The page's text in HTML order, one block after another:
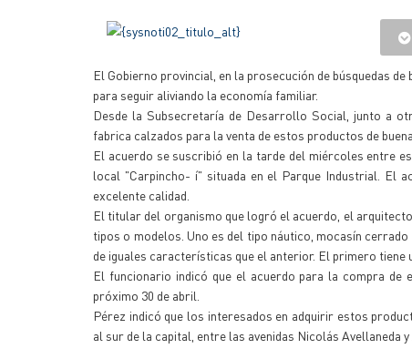
El Gobierno provincial, en la prosecución de búsquedas
para seguir aliviando la economía familiar.
Desde la Subsecretaría de Desarrollo Social, junto a
fabrica calzados para la venta de estos productos de
El acuerdo se suscribió en la tarde del miércoles entre
local "Carpincho- í" situada en el Parque Industrial. El
excelente calidad.
El titular del organismo que logró el acuerdo, el
tipos o modelos. Uno es del tipo náutico, mocasín
de iguales características que el anterior. El primero tiene
El funcionario indicó que el acuerdo para la compra de
próximo 30 de abril.
Pérez indicó que los interesados en adquirir estos
al sur de la capital, entre las avenidas Nicolás Avellaneda